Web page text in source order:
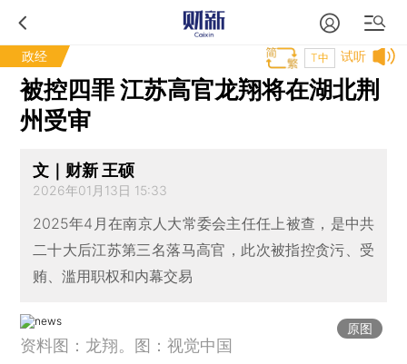
政经 试听
T中
被控四罪 江苏高官龙翔将在湖北荆
州受审
文｜财新 王硕
2026年01月13日 15:33
2025年4月在南京人大常委会主任任上被查，是中共
二十大后江苏第三名落马高官，此次被指控贪污、受
贿、滥用职权和内幕交易
原图
资料图：龙翔。图：视觉中国